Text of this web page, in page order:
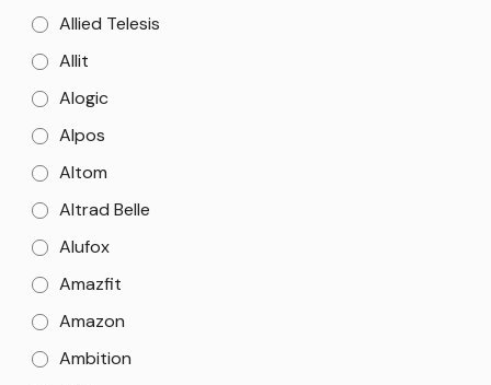
Allied Telesis
Allit
Alogic
Alpos
Altom
Altrad Belle
Alufox
Amazfit
Amazon
Ambition